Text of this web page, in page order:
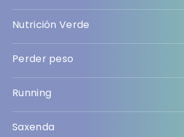
Nutrición Verde
Perder peso
Running
Saxenda